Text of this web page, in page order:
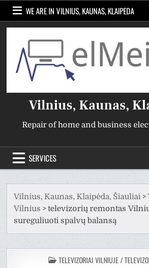
Skip
content
WE ARE IN VILNIUS, KAUNAS, KLAIPEDA
Vilnius, Kaunas,
Repair of home and business
SERVICES
Vilnius, Kaunas, Klaipėda, Šiauliai >
Vilnius >televizorių remontas
sureguliuoti spalvų balansą
POSTED
TELEVIZORIAI VILNIUJE /